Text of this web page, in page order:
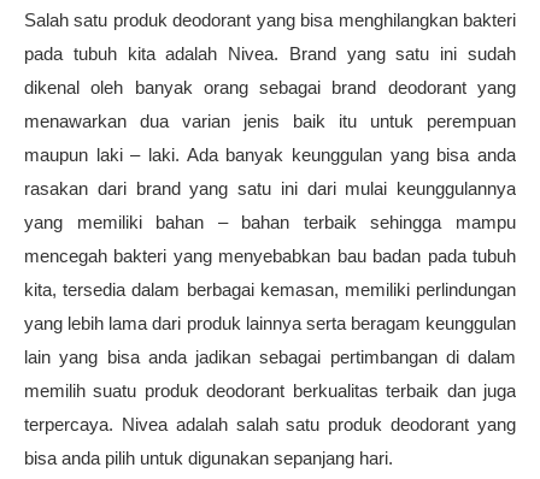
Salah satu produk deodorant yang bisa menghilangkan bakteri
pada tubuh kita adalah Nivea. Brand yang satu ini sudah
dikenal oleh banyak orang sebagai brand deodorant yang
menawarkan dua varian jenis baik itu untuk perempuan
maupun laki – laki. Ada banyak keunggulan yang bisa anda
rasakan dari brand yang satu ini dari mulai keunggulannya
yang memiliki bahan – bahan terbaik sehingga mampu
mencegah bakteri yang menyebabkan bau badan pada tubuh
kita, tersedia dalam berbagai kemasan, memiliki perlindungan
yang lebih lama dari produk lainnya serta beragam keunggulan
lain yang bisa anda jadikan sebagai pertimbangan di dalam
memilih suatu produk deodorant berkualitas terbaik dan juga
terpercaya. Nivea adalah salah satu produk deodorant yang
bisa anda pilih untuk digunakan sepanjang hari.